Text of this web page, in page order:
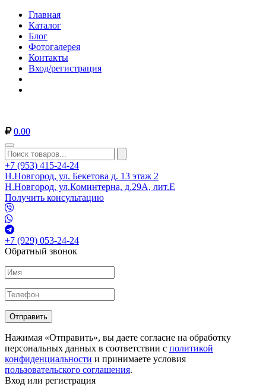
Главная
Каталог
Блог
Фотогалерея
Контакты
Вход/регистрация
0.00
+7 (953) 415-24-24
Н.Новгород, ул. Бекетова д. 13 этаж 2
Н.Новгород, ул.Коминтерна, д.29А, лит.Е
Получить консультацию
+7 (929) 053-24-24
Обратный звонок
Нажимая «Отправить», вы даете согласие на обработку
персональных данных в соответствии с политикой
конфиденциальности и принимаете условия
пользовательского соглашения.
Вход или регистрация